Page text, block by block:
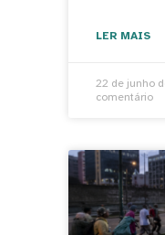
LER MAIS
22 de junho
comentário